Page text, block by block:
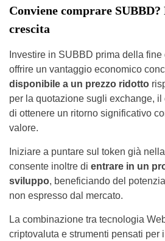
Conviene comprare
crescita
Investire in SUBBD prima della
offrire un vantaggio economico
disponibile a un prezzo ridotto
per la quotazione sugli exchange,
di ottenere un ritorno significativo
valore.
Iniziare a puntare sul token già
consente inoltre di entrare in un
sviluppo, beneficiando del
non espresso dal mercato.
La combinazione tra tecnologia
criptovaluta e strumenti pensati per